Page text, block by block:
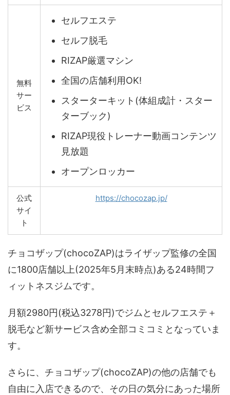
無料
サー
ビス
セルフエステ
セルフ脱毛
RIZAP厳選マシン
全国の店舗利用OK!
スターターキット(体組成計・スター
ターブック)
RIZAP現役トレーナー動画コンテンツ
見放題
オープンロッカー
公式
サイ
ト
https://chocozap.jp/
チョコザップ(chocoZAP)はライザップ監修の全国
に1800店舗以上(2025年5月末時点)ある24時間フ
ィットネスジムです。
月額2980円(税込3278円)でジムとセルフエステ＋
脱毛など新サービス含め全部コミコミとなっていま
す。
さらに、チョコザップ(chocoZAP)の他の店舗でも
自由に入店できるので、その日の気分にあった場所